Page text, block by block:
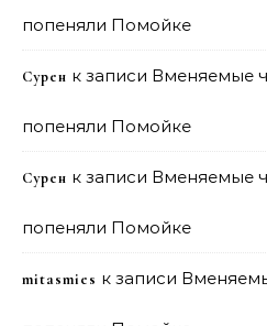
попеняли Помойке
Сурен к записи Вменяемые
попеняли Помойке
Сурен к записи Вменяемые
попеняли Помойке
mitasmies к записи